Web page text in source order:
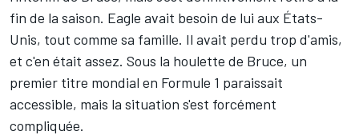
fin de la saison. Eagle avait besoin de lui aux États-
Unis, tout comme sa famille. Il avait perdu trop d'amis,
et c'en était assez. Sous la houlette de Bruce, un
premier titre mondial en Formule 1 paraissait
accessible, mais la situation s'est forcément
compliquée.